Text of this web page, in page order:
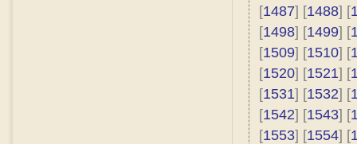
[1487] [1488] [
[1498] [1499] [
[1509] [1510] [
[1520] [1521] [
[1531] [1532] [
[1542] [1543] [
[1553] [1554] [